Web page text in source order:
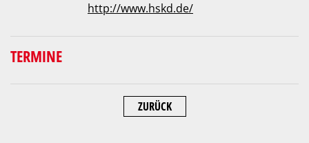
http://www.hskd.de/
TERMINE
ZURÜCK